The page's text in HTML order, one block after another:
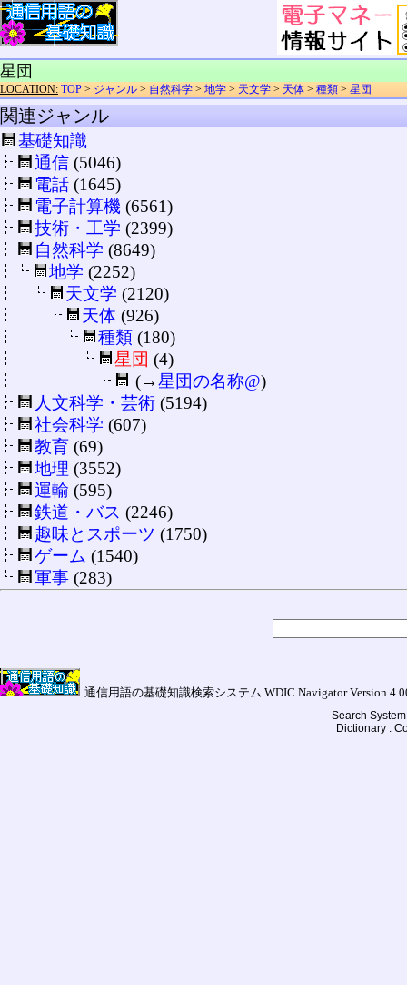
星団
LOCATION: TOP > ジャンル > 自然科学 > 地学 > 天文学 > 天体 > 種類 > 星団
関連ジャンル
基礎知識
通信 (5046)
電話 (1645)
電子計算機 (6561)
技術・工学 (2399)
自然科学 (8649)
地学 (2252)
天文学 (2120)
天体 (926)
種類 (180)
星団 (4)
(→星団の名称@)
人文科学・芸術 (5194)
社会科学 (607)
教育 (69)
地理 (3552)
運輸 (595)
鉄道・バス (2246)
趣味とスポーツ (1750)
ゲーム (1540)
軍事 (283)
通信用語の基礎知識検索システム WDIC Navigator Version
Search
Dictionary :